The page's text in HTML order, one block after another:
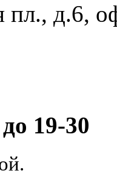
пл., д.6,
19-30